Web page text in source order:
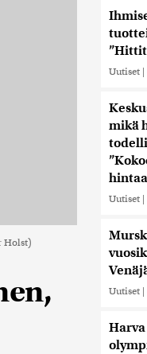
Holst)
Uutiset |
mikä
Uutiset |
Uutiset |